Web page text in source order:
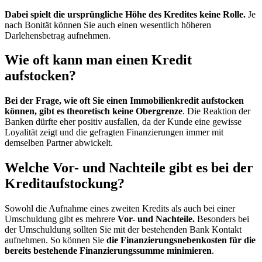
Dabei spielt die ursprüngliche Höhe des Kredites keine Rolle. Je
nach Bonität können Sie auch einen wesentlich höheren
Darlehensbetrag aufnehmen.
Wie oft kann man einen Kredit
aufstocken?
Bei der Frage, wie oft Sie einen Immobilienkredit aufstocken
können, gibt es theoretisch keine Obergrenze. Die Reaktion der
Banken dürfte eher positiv ausfallen, da der Kunde eine gewisse
Loyalität zeigt und die gefragten Finanzierungen immer mit
demselben Partner abwickelt.
Welche Vor- und Nachteile gibt es bei der
Kreditaufstockung?
Sowohl die Aufnahme eines zweiten Kredits als auch bei einer
Umschuldung gibt es mehrere Vor- und Nachteile. Besonders bei
der Umschuldung sollten Sie mit der bestehenden Bank Kontakt
aufnehmen. So können Sie die Finanzierungsnebenkosten für die
bereits bestehende Finanzierungssumme minimieren.